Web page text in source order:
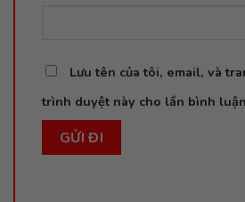
Lưu tên của tôi, email, và
trình duyệt này cho lần bình